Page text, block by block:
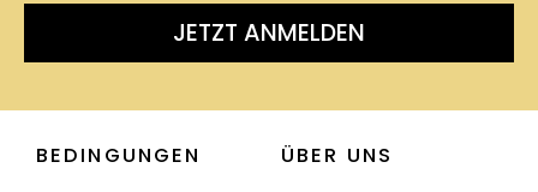
JETZT ANMELDEN
BEDINGUNGEN ÜBER UNS